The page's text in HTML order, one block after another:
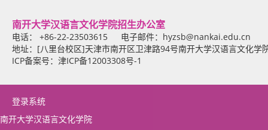
南开大学汉语言文化学院招生办公室
电话： +86-22-23503615 电子邮件： hyzsb@nankai.edu.cn
地址：[八里台校区]天津市南开区卫津路94号南开大学汉语言文化
ICP备案号：津ICP备12003308号-1
登录系统
南开大学汉语言文化学院